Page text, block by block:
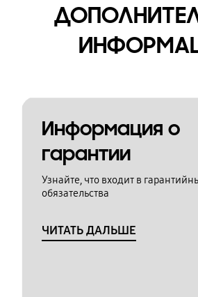
Информация о
гарантии
Узнайте, что входит в
обязательства
ЧИТАТЬ ДАЛЬШЕ